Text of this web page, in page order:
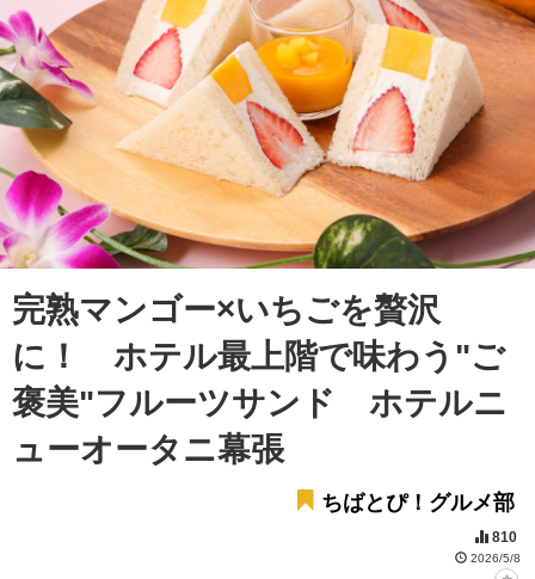
完熟マンゴー×いちごを贅沢
に！ ホテル最上階で味わう"ご
褒美"フルーツサンド ホテルニ
ューオータニ幕張
ちばとぴ！グルメ部
810
2026/5/8